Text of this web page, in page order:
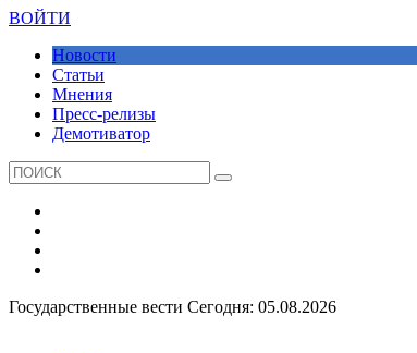
ВОЙТИ
Новости
Статьи
Мнения
Пресс-релизы
Демотиватор
Государственные вести Сегодня: 05.08.2026